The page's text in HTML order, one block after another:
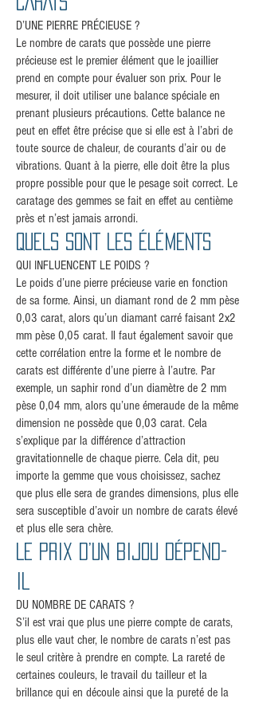
D’UNE PIERRE PRÉCIEUSE ?
Le nombre de carats que possède une pierre
précieuse est le premier élément que le joaillier
prend en compte pour évaluer son prix. Pour le
mesurer, il doit utiliser une balance spéciale en
prenant plusieurs précautions. Cette balance ne
peut en effet être précise que si elle est à l’abri de
toute source de chaleur, de courants d’air ou de
vibrations. Quant à la pierre, elle doit être la plus
propre possible pour que le pesage soit correct. Le
caratage des gemmes se fait en effet au centième
près et n’est jamais arrondi.
QUELS SONT LES ÉLÉMENTS
QUI INFLUENCENT LE POIDS ?
Le poids d’une pierre précieuse varie en fonction
de sa forme. Ainsi, un diamant rond de 2 mm pèse
0,03 carat, alors qu’un diamant carré faisant 2x2
mm pèse 0,05 carat. Il faut également savoir que
cette corrélation entre la forme et le nombre de
carats est différente d’une pierre à l’autre. Par
exemple, un saphir rond d’un diamètre de 2 mm
pèse 0,04 mm, alors qu’une émeraude de la même
dimension ne possède que 0,03 carat. Cela
s’explique par la différence d’attraction
gravitationnelle de chaque pierre. Cela dit, peu
importe la gemme que vous choisissez, sachez
que plus elle sera de grandes dimensions, plus elle
sera susceptible d’avoir un nombre de carats élevé
et plus elle sera chère.
LE PRIX D’UN BIJOU DÉPEND-
DU NOMBRE DE CARATS ?
S’il est vrai que plus une pierre compte de carats,
plus elle vaut cher, le nombre de carats n’est pas
le seul critère à prendre en compte. La rareté de
certaines couleurs, le travail du tailleur et la
brillance qui en découle ainsi que la pureté de la